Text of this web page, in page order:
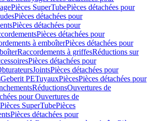
Pièces SuperTubePièces détachées pour
Pièces détachées pour
Pièces détachées pour
Pièces détachées pour
à emboîterPièces détachées pour
Raccordements à griffesRéductions sur
Pièces détachées pour
JointsPièces détachées pour
Geberit PETuyauxPiècesPièces détachées pour
RéductionsOuvertures de
pour Ouvertures de
Pièces SuperTubePièces
Pièces détachées pour